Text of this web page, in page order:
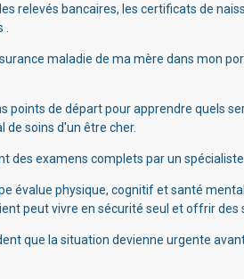
relevés bancaires, les certificats de
maladie de ma mère dans mon
points de départ pour apprendre quels
soins d'un être cher.
des examens complets par un
évalue physique, cognitif et santé
peut vivre en sécurité seul et offrir des
que la situation devienne urgente